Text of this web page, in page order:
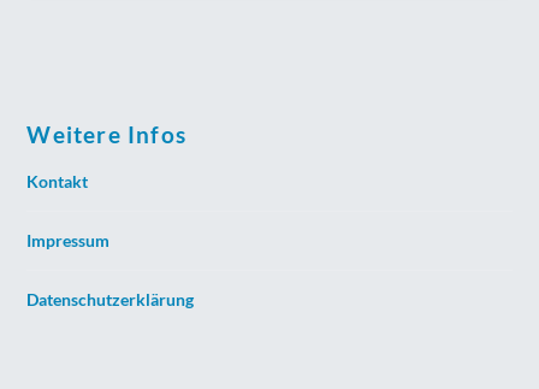
Weitere Infos
Kontakt
Impressum
Datenschutzerklärung